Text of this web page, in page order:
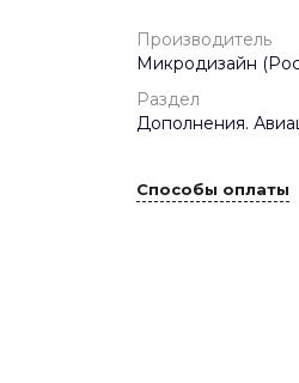
Производитель
Микродизайн
Раздел
Дополнения.
Способы оплаты